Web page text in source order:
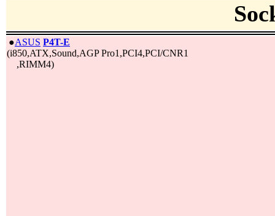
●ASUS P4T-E
(i850,ATX,Sound,AGP Pro1,PCI4,PCI/CNR1
,RIMM4)